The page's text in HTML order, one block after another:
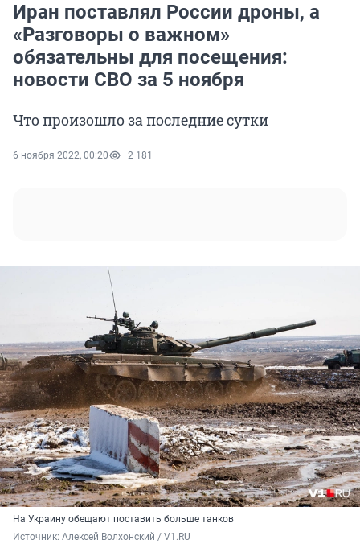
Иран поставлял России дроны, а
«Разговоры о важном»
обязательны для посещения:
новости СВО за 5 ноября
Что произошло за последние сутки
6 ноября 2022, 00:20 2 181
На Украину обещают поставить больше танков
Источник: Алексей Волхонский / V1.RU